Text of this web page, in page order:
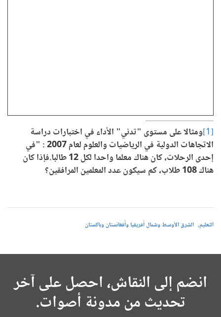
[1]ومثالا على مستوى "تدني" الأداء في اختبارات دراسة
الاتجاهات الدولية في الرياضيات والعلوم لعام 2007 : "في
إحدى الرحلات، كان هناك معلما واحدا لكل 12 طالبا.
فإذا كان
هناك 108 طلاب، كم سيكون عدد المعلمين المرافقين؟
التعليم الشرق الأوسط وشمال أفريقيا وأفغانستان وباكستان
انضم إلى النقاش، احصل على آخر
تحديث من مدونة أصوات.